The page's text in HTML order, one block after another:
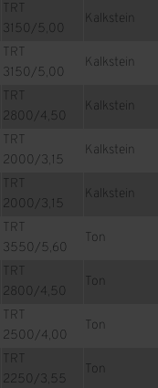
TRT
3150/5,00
Kalkstein
TRT
3150/5,00
Kalkstein
TRT
2800/4,50
Kalkstein
TRT
2000/3,15
Kalkstein
TRT
2000/3,15
Kalkstein
TRT
3550/5,60
Ton
TRT
2800/4,50
Ton
TRT
2500/4,00
Ton
TRT
2250/3,55
Ton